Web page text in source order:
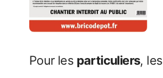
Pour les particuliers, les